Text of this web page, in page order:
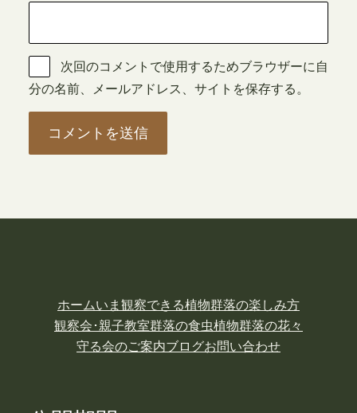
次回のコメントで使用するためブラウザーに自
分の名前、メールアドレス、サイトを保存する。
ホームいま観察できる植物群落の楽しみ方
観察会･親子教室群落の食虫植物群落の花々
守る会のご案内ブログお問い合わせ